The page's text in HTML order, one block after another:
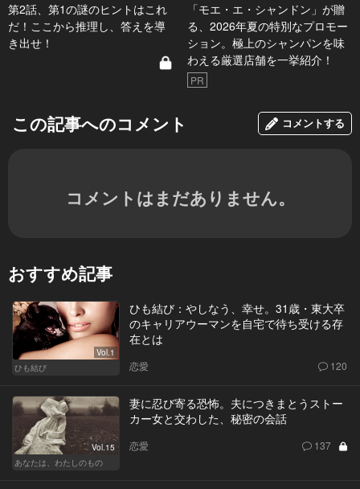
第2話、第1の謎のヒントはこれ
だ！ここから推理し、答えを導
き出せ！
「モエ・エ・シャンドン」が贈
る、2026年夏の特別なプロモー
ション。極上のシャンパンを味
わえる厳選店舗を一挙紹介！
PR
この記事へのコメント コメントする
コメントはまだありません。
おすすめ記事
Vol.1
ひも結び
ひも結び：やしなう、幸せ。31歳・東大卒
のキャリアウーマンを自宅で待ち受ける存
在とは
恋愛 120
Vol.15
あなたは、わたしのもの
妻に忍び寄る恐怖。夫につきまとうストー
カー女と交わした、秘密の会話
恋愛 137